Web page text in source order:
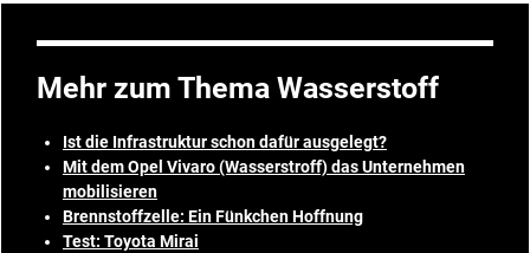
Mehr zum Thema Wasserstoff
Ist die Infrastruktur schon dafür ausgelegt?
Mit dem Opel Vivaro (Wasserstroff) das Unternehmen
mobilisieren
Brennstoffzelle: Ein Fünkchen Hoffnung
Test: Toyota Mirai